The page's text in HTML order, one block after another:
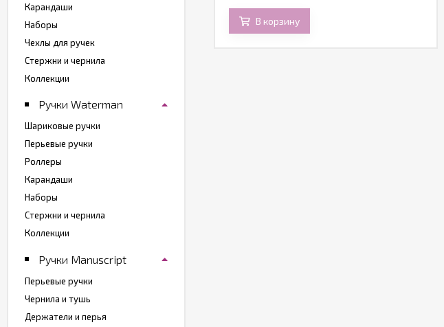
В корзину В корзину
Карандаши
Наборы
Чехлы для ручек
Стержни и чернила
Коллекции
Ручки Waterman
Шариковые ручки
Перьевые ручки
Роллеры
Карандаши
Наборы
Стержни и чернила
Коллекции
Ручки Manuscript
Перьевые ручки
Чернила и тушь
Держатели и перья